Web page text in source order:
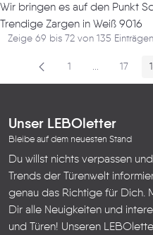
Wir bringen es auf den Punkt
Trendige Zargen in Weiß 9016
Zeige 69 bis 72 von 135
Seite
1 ... Seite
17
Unser LEBOletter
Bleibe auf dem neuesten Stand
Du willst nichts verpassen
Trends der Türenwelt
genau das Richtige für Dich.
Dir alle Neuigkeiten und
und Türen! Unseren